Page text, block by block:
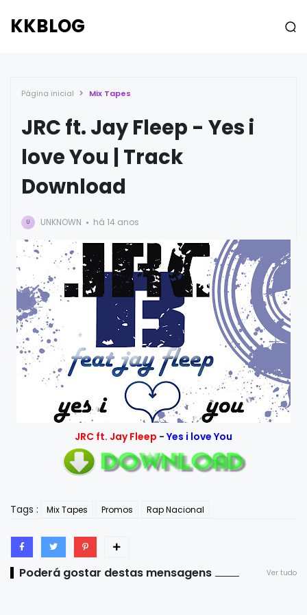
KKBLOG
Página inicial Mix Tapes
JRC ft. Jay Fleep - Yes i
love You | Track
Download
U UNKNOWN há 14 anos
JRC ft. Jay Fleep -Yes i love You
Tags : Mix Tapes Promos Rap Nacional
Poderá gostar destas mensagens Ver tudo